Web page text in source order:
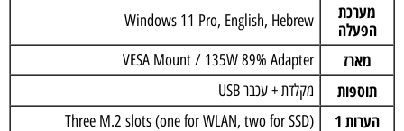
מערכת
הפעלה
Windows 11 Pro, English, Hebrew
מארז VESA Mount / 135W 89% Adapter
תוספות מקלדת + עכבר USB
הערות 1 Three M.2 slots (one for WLAN, two for SSD)